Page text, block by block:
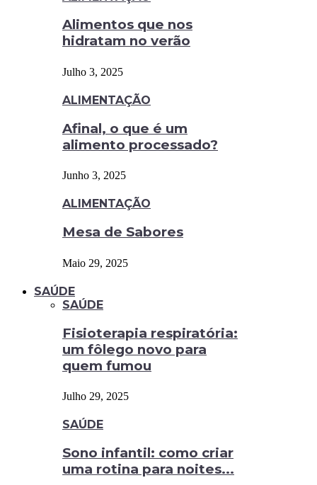
Alimentos que nos
hidratam no verão
Julho 3, 2025
ALIMENTAÇÃO
Afinal, o que é um
alimento processado?
Junho 3, 2025
ALIMENTAÇÃO
Mesa de Sabores
Maio 29, 2025
SAÚDE
SAÚDE
Fisioterapia respiratória:
um fôlego novo para
quem fumou
Julho 29, 2025
SAÚDE
Sono infantil: como criar
uma rotina para noites...